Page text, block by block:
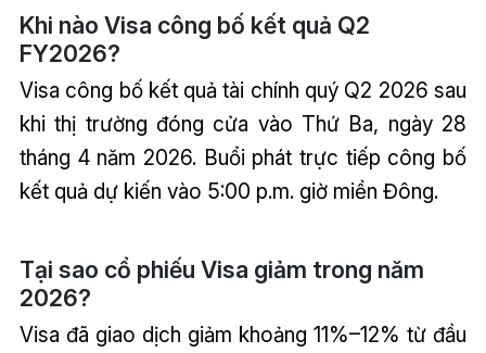
Khi nào Visa công bố kết quả Q2
FY2026?
Visa công bố kết quả tài chính quý Q2 2026 sau
khi thị trường đóng cửa vào Thứ Ba, ngày 28
tháng 4 năm 2026. Buổi phát trực tiếp công bố
kết quả dự kiến vào 5:00 p.m. giờ miền Đông.
Tại sao cổ phiếu Visa giảm trong năm
2026?
Visa đã giao dịch giảm khoảng 11%–12% từ đầu